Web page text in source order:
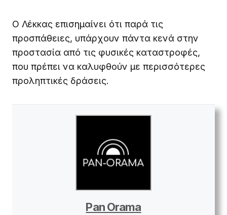
Ο Λέκκας επισημαίνει ότι παρά τις
προσπάθειες, υπάρχουν πάντα κενά στην
προστασία από τις φυσικές καταστροφές,
που πρέπει να καλυφθούν με περισσότερες
προληπτικές δράσεις.
Pan Orama